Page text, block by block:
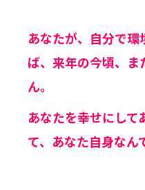
あなたが、自分で環
ば、来年の今頃、ま
ん。
あなたを幸せにして
て、あなた自身なん